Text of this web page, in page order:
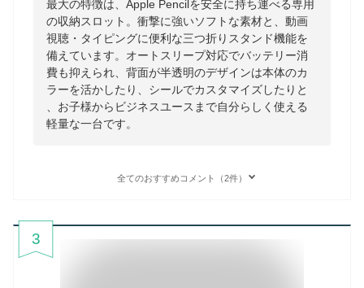
最大の特徴は、Apple Pencilを安全に持ち運べる専用
の収納スロット。衝撃に強いソフトな素材と、動画
視聴・タイピングに便利な三つ折りスタンド機能を
備えています。オートスリープ対応でバッテリー消
費も抑えられ、背面が半透明のデザインは本体のカ
ラーを活かしたり、シールでカスタマイズしたりと
、お子様からビジネスユースまで自分らしく使える
軽量な一台です。
全てのおすすめコメント（2件）
3